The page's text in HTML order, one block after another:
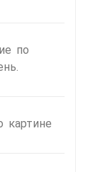
по
картине